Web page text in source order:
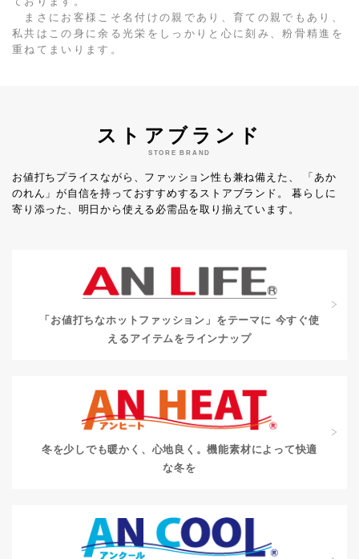
まさにお客様こそ名付けの親であり、育ての親でもあり、
私共はこの身に余る光栄をしっかりと心に刻み、粉骨精進を
重ねてまいります。
ストアブランド
STORE BRAND
お値打ちプライスながら、ファッション性も兼ね備えた、
「あか
のれん」が自信を持っておすすめするストアブランド。
暮らしに
寄り添った、明日から使える必需品を取り揃えています。
「お値打ちなホットファッション」をテーマに 今すぐ使
えるアイテムをラインナップ
冬を少しでも暖かく、心地良く。機能素材によって快適
な冬を